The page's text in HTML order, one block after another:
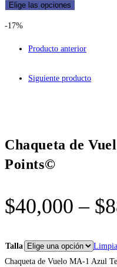
Elige las opciones
-17%
Producto anterior
Siguiente producto
Chaqueta de
Points©
$40,000 – $
Talla
Chaqueta de Vuelo MA-1 Azul